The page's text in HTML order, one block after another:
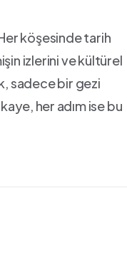
köşesinde​ tarih
izlerini ve kültürel
sadece bir gezi
her⁤ adım ‌ise bu